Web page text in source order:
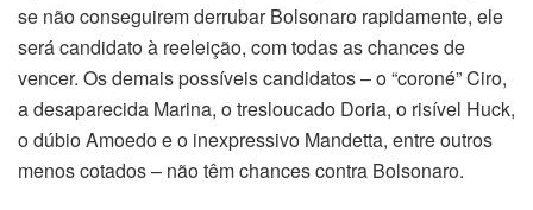
se não conseguirem derrubar Bolsonaro rapidamente, ele
será candidato à reeleição, com todas as chances de
vencer. Os demais possíveis candidatos – o “coroné” Ciro,
a desaparecida Marina, o tresloucado Doria, o risível Huck,
o dúbio Amoedo e o inexpressivo Mandetta, entre outros
menos cotados – não têm chances contra Bolsonaro.